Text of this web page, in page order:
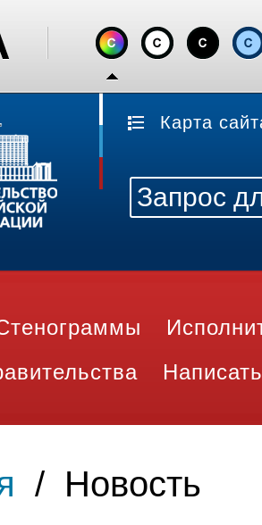
Карта
/ Новость